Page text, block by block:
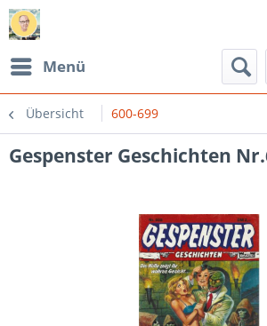
Menü
Übersicht 600-699
Gespenster Geschichten